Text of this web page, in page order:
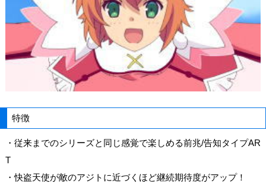
特徴
・従来までのシリーズと同じ感覚で楽しめる前兆/告知タイプAR
T
・快盗天使が敵のアジトに近づくほど継続期待度がアップ！